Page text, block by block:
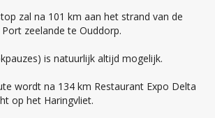
zal na 101 km aan het strand van de
zeelande te Ouddorp.
is natuurlijk altijd mogelijk.
wordt na 134 km Restaurant Expo Delta
op het Haringvliet.